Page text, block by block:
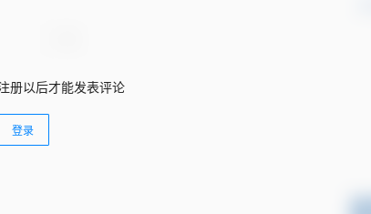
册以后才能发表评论
登录